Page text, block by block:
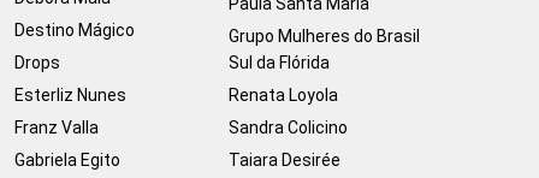
Destino Mágico
Drops
Esterliz Nunes
Franz Valla
Gabriela Egito
Grupo Mulheres do Brasil
Sul da Flórida
Renata Loyola
Sandra Colicino
Taiara Desirée